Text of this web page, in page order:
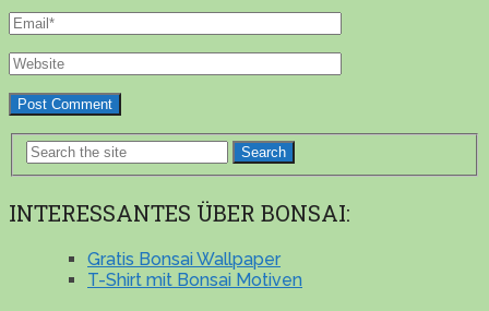
Search
INTERESSANTES ÜBER BONSAI:
Gratis Bonsai Wallpaper
T-Shirt mit Bonsai Motiven